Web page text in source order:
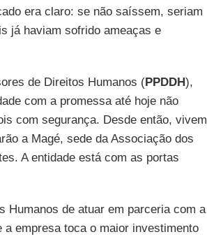
era claro: se não saíssem, seriam
já haviam sofrido ameaças e
de Direitos Humanos (PPDDH),
com a promessa até hoje não
com segurança. Desde então, vivem
a Magé, sede da Associação dos
A entidade está com as portas
Humanos de atuar em parceria com a
empresa toca o maior investimento